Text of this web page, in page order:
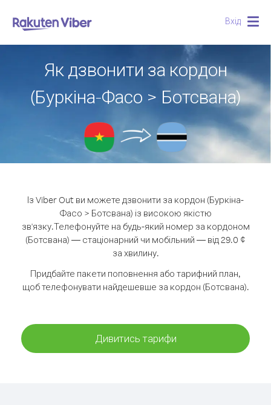
Вхід
Як дзвонити за кордон
(Буркіна-Фасо > Ботсвана)
Із Viber Out ви можете дзвонити за кордон (Буркіна-
Фасо > Ботсвана) із високою якістю
зв'язку.Телефонуйте на будь-який номер за кордоном
(Ботсвана) — стаціонарний чи мобільний — від 29.0 ¢
за хвилину.
Придбайте пакети поповнення або тарифний план,
щоб телефонувати найдешевше за кордон (Ботсвана).
Дивитись тарифи